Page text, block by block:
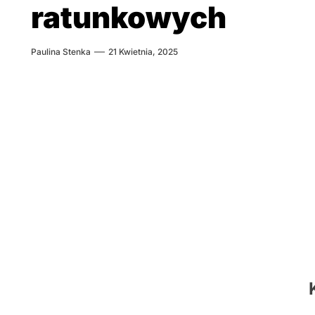
ratunkowych
Paulina Stenka 21 Kwietnia, 2025